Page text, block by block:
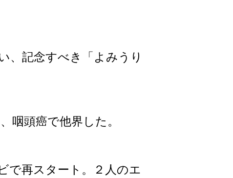
、記念すべき「よみうり
咽頭癌で他界した。
で再スタート。２人のエ